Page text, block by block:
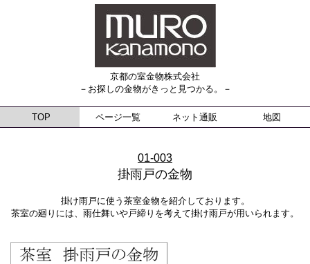
京都の室金物株式会社
－お探しの金物がきっと見つかる。－
TOP ページ一覧 ネット通販 地図
01-003
掛雨戸の金物
掛け雨戸に使う茶室金物を紹介しております。
茶室の廻りには、雨仕舞いや戸締りを考えて掛け雨戸が用いられます。